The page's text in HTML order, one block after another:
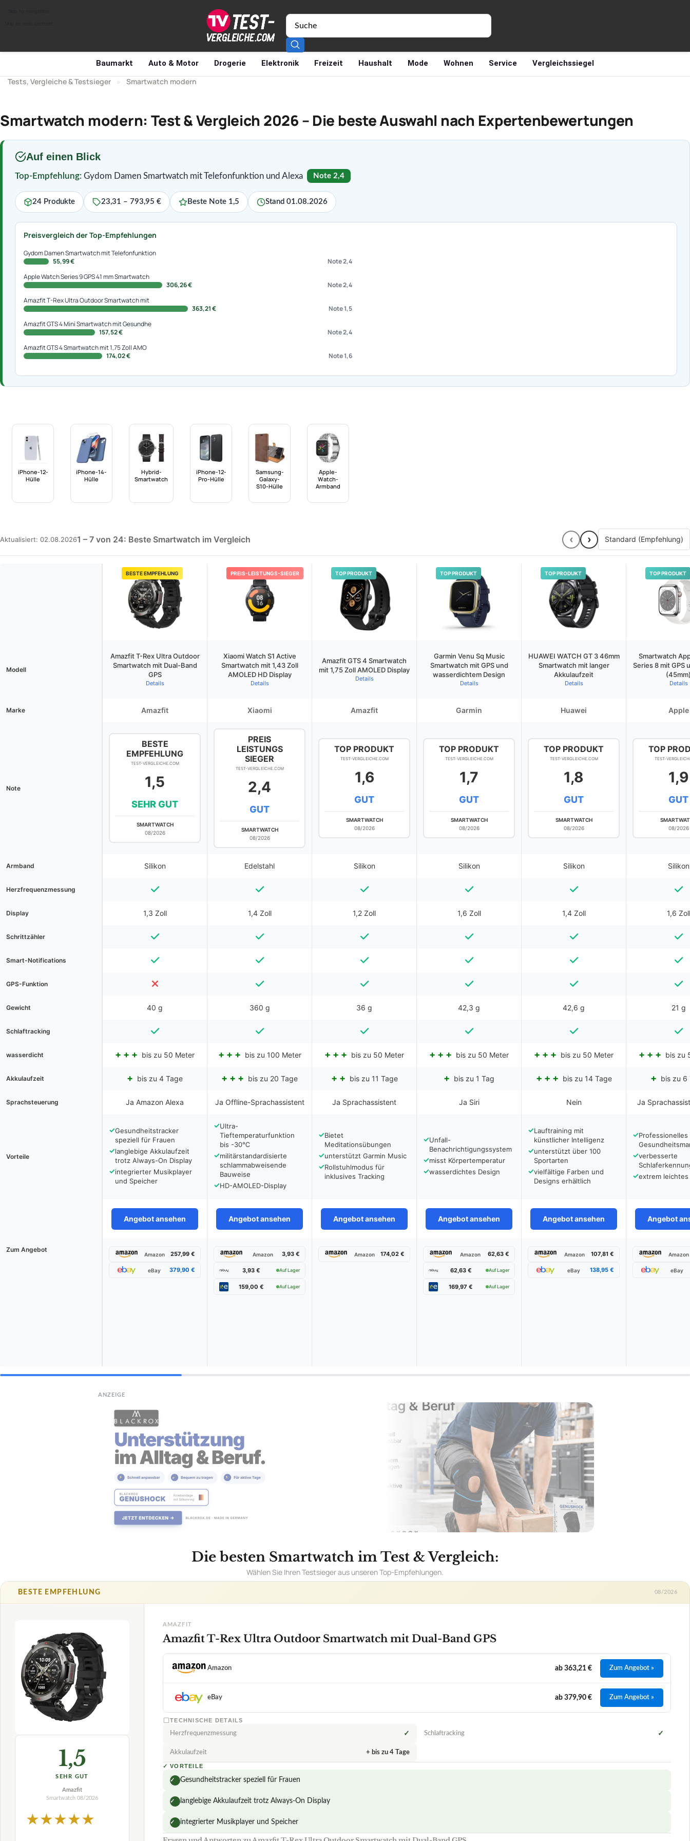
Baumarkt Auto & Motor Drogerie Elektronik Freizeit Haushalt Mode Wohnen Service Vergleichssiegel
Tests, Vergleiche & Testsieger » Smartwatch modern
Smartwatch modern: Test & Vergleich 2026 – Die beste Auswahl nach Expertenbewertungen
Auf einen Blick
Top-Empfehlung: Gydom Damen Smartwatch mit Telefonfunktion und Alexa Note 2,4
24 Produkte 23,31 – 793,95 € Beste Note 1,5 Stand 01.08.2026
Preisvergleich der Top-Empfehlungen
Gydom Damen Smartwatch mit Telefonfunktion
55,99 €
Note 2,4
Apple Watch Series 9 GPS 41 mm Smartwatch
306,26 €
Note 2,4
Amazfit T-Rex Ultra Outdoor Smartwatch mit
363,21 €
Note 1,5
Amazfit GTS 4 Mini Smartwatch mit Gesundhe
157,52 €
Note 2,4
Amazfit GTS 4 Smartwatch mit 1,75 Zoll AMO
174,02 €
Note 1,6
iPhone-12-
Hülle
iPhone-14-
Hülle
Hybrid-
Smartwatch
iPhone-12-
Pro-Hülle
Samsung-
Galaxy-
S10-Hülle
Apple-
Watch-
Armband
Aktualisiert: 02.08.20261 – 7 von 24: Beste Smartwatch im Vergleich ‹ ›
BESTE EMPFEHLUNG PREIS-LEISTUNGS-SIEGER TOP PRODUKT TOP PRODUKT TOP PRODUKT TOP PRODUKT
Modell
Amazfit T-Rex Ultra Outdoor
Smartwatch mit Dual-Band
GPS
Details
Xiaomi Watch S1 Active
Smartwatch mit 1,43 Zoll
AMOLED HD Display
Details
Amazfit GTS 4 Smartwatch
mit 1,75 Zoll AMOLED Display
Details
Garmin Venu Sq Music
Smartwatch mit GPS und
wasserdichtem Design
Details
HUAWEI WATCH GT 3 46mm
Smartwatch mit langer
Akkulaufzeit
Details
Smartwatch
Series 8 mit GPS
Details
Marke Amazfit Xiaomi Amazfit Garmin Huawei Apple
Note
BESTE
EMPFEHLUNG
TEST-VERGLEICHE.COM
1,5
SEHR GUT
SMARTWATCH
08/2026
PREIS
LEISTUNGS
SIEGER
TEST-VERGLEICHE.COM
2,4
GUT
SMARTWATCH
08/2026
TOP PRODUKT
TEST-VERGLEICHE.COM
1,6
GUT
SMARTWATCH
08/2026
TOP PRODUKT
TEST-VERGLEICHE.COM
1,7
GUT
SMARTWATCH
08/2026
TOP PRODUKT
TEST-VERGLEICHE.COM
1,8
GUT
SMARTWATCH
08/2026
TOP
TEST-
1,9
GUT
08/2026
Armband Silikon Edelstahl Silikon Silikon Silikon Silikon
Herzfrequenzmessung
Display 1,3 Zoll 1,4 Zoll 1,2 Zoll 1,6 Zoll 1,4 Zoll 1,6 Zoll
Schrittzähler
Smart-Notifications
GPS-Funktion
Gewicht 40 g 360 g 36 g 42,3 g 42,6 g 21 g
Schlaftracking
wasserdicht bis zu 50 Meter bis zu 100 Meter bis zu 50 Meter bis zu 50 Meter bis zu 50 Meter bis zu
Akkulaufzeit bis zu 4 Tage bis zu 20 Tage bis zu 11 Tage bis zu 1 Tag bis zu 14 Tage bis zu 6
Sprachsteuerung Ja Amazon Alexa Ja Offline-Sprachassistent Ja Sprachassistent Ja Siri Nein Ja
Vorteile
✓Gesundheitstracker
speziell für Frauen
✓langlebige Akkulaufzeit
trotz Always-On Display
✓integrierter Musikplayer
und Speicher
✓Ultra-
Tieftemperaturfunktion
bis -30℃
✓militärstandardisierte
schlammabweisende
Bauweise
✓HD-AMOLED-Display
✓Bietet
Meditationsübungen
✓unterstützt Garmin Music
✓Rollstuhlmodus für
inklusives Tracking
✓Unfall-
Benachrichtigungssystem
✓misst Körpertemperatur
✓wasserdichtes Design
✓Lauftraining mit
künstlicher Intelligenz
✓unterstützt über 100
Sportarten
✓vielfältige Farben und
Designs erhältlich
✓Professionelles
✓verbesserte
✓extrem leichtes
Angebot ansehen Angebot ansehen Angebot ansehen Angebot ansehen Angebot ansehen Angebot
Zum Angebot
Amazon 257,99 €
eBay 379,90 €
Amazon 3,93 €
3,93 € Auf Lager
159,00 € Auf Lager
Amazon 174,02 € Amazon 62,63 €
62,63 € Auf Lager
169,97 € Auf Lager
Amazon 107,81 €
eBay 138,95 €
Amazon
eBay
ANZEIGE
Die besten Smartwatch im Test & Vergleich:
Wählen Sie Ihren Testsieger aus unseren Top-Empfehlungen.
1,5
SEHR GUT
Amazfit
Smartwatch 08/2026
★★★★★
AMAZFIT
Amazfit T-Rex Ultra Outdoor Smartwatch mit Dual-Band GPS
Herzfrequenzmessung ✓ Schlaftracking ✓
Akkulaufzeit
✓ VORTEILE
langlebige Akkulaufzeit trotz Always-On Display
integrierter Musikplayer und Speicher
Fragen und Antworten zu Amazfit T-Rex Ultra Outdoor Smartwatch mit Dual-Band GPS
Wie gut hält die Amazfit T-Rex Ultra Outdoor Smartwatch Umwelteinflüssen stand? +
Wie gut hält die Amazfit T-Rex Ultra Outdoor Smartwatch extremen Bedingungen stand?
Ist die Akkulaufzeit der Amazfit T-Rex Ultra für Outdoor-Aktivitäten ausreichend?
Welche Materialien werden bei der Herstellung der Amazfit T-Rex Ultra verwendet?